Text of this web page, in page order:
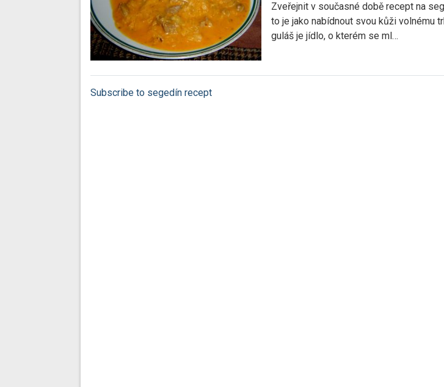
Zveřejnit v současné době recept na
to je jako nabídnout svou kůži volnému
guláš je jídlo, o kterém se ml…
Subscribe to segedín recept